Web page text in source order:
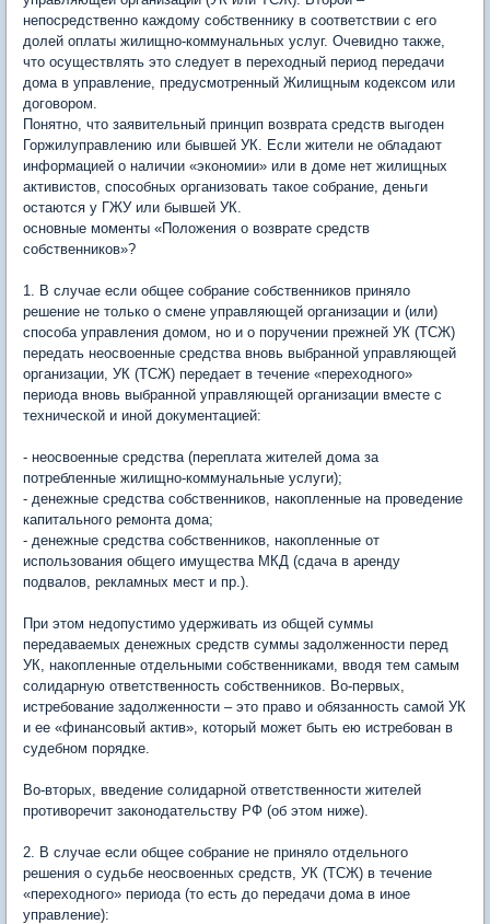
непосредственно каждому собственнику в соответствии с его
долей оплаты жилищно-коммунальных услуг. Очевидно также,
что осуществлять это следует в переходный период передачи
дома в управление, предусмотренный Жилищным кодексом или
договором.
Понятно, что заявительный принцип возврата средств выгоден
Горжилуправлению или бывшей УК. Если жители не обладают
информацией о наличии «экономии» или в доме нет жилищных
активистов, способных организовать такое собрание, деньги
остаются у ГЖУ или бывшей УК.
основные моменты «Положения о возврате средств
собственников»?
1. В случае если общее собрание собственников приняло
решение не только о смене управляющей организации и (или)
способа управления домом, но и о поручении прежней УК (ТСЖ)
передать неосвоенные средства вновь выбранной управляющей
организации, УК (ТСЖ) передает в течение «переходного»
периода вновь выбранной управляющей организации вместе с
технической и иной документацией:
- неосвоенные средства (переплата жителей дома за
потребленные жилищно-коммунальные услуги);
- денежные средства собственников, накопленные на проведение
капитального ремонта дома;
- денежные средства собственников, накопленные от
использования общего имущества МКД (сдача в аренду
подвалов, рекламных мест и пр.).
При этом недопустимо удерживать из общей суммы
передаваемых денежных средств суммы задолженности перед
УК, накопленные отдельными собственниками, вводя тем самым
солидарную ответственность собственников. Во-первых,
истребование задолженности – это право и обязанность самой УК
и ее «финансовый актив», который может быть ею истребован в
судебном порядке.
Во-вторых, введение солидарной ответственности жителей
противоречит законодательству РФ (об этом ниже).
2. В случае если общее собрание не приняло отдельного
решения о судьбе неосвоенных средств, УК (ТСЖ) в течение
«переходного» периода (то есть до передачи дома в иное
управление):